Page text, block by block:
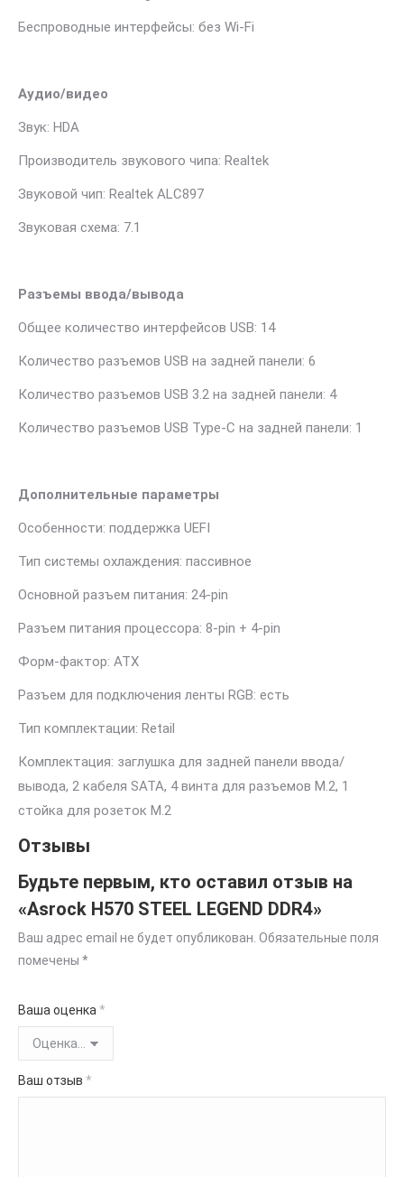
Беспроводные интерфейсы: без Wi-Fi
Аудио/видео
Звук: HDA
Производитель звукового чипа: Realtek
Звуковой чип: Realtek ALC897
Звуковая схема: 7.1
Разъемы ввода/вывода
Общее количество интерфейсов USB: 14
Количество разъемов USB на задней панели: 6
Количество разъемов USB 3.2 на задней панели: 4
Количество разъемов USB Type-C на задней панели: 1
Дополнительные параметры
Особенности: поддержка UEFI
Тип системы охлаждения: пассивное
Основной разъем питания: 24-pin
Разъем питания процессора: 8-pin + 4-pin
Форм-фактор: ATX
Разъем для подключения ленты RGB: есть
Тип комплектации: Retail
Комплектация: заглушка для задней панели ввода/
вывода, 2 кабеля SATA, 4 винта для разъемов M.2, 1
стойка для розеток М.2
Отзывы
Будьте первым, кто оставил отзыв на
«Asrock H570 STEEL LEGEND DDR4»
Ваш адрес email не будет опубликован. Обязательные поля
помечены *
Ваша оценка *
Ваш отзыв *